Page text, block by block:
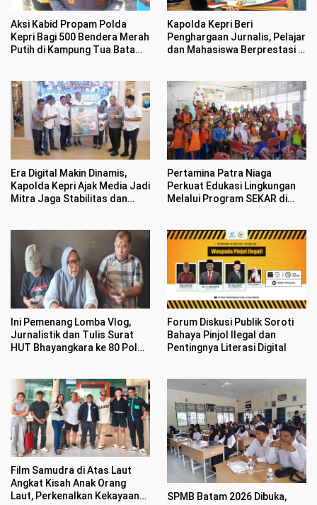
Aksi Kabid Propam Polda
Kepri Bagi 500 Bendera Merah
Putih di Kampung Tua Batam
Kapolda Kepri Beri
Penghargaan Jurnalis, Pelajar
dan Mahasiswa Berprestasi di
Era Digital Makin Dinamis,
Kapolda Kepri Ajak Media Jadi
Mitra Jaga Stabilitas dan
Pertamina Patra Niaga
Perkuat Edukasi Lingkungan
Melalui Program SEKAR di
Ini Pemenang Lomba Vlog,
Jurnalistik dan Tulis Surat
HUT Bhayangkara ke 80 Polda
Forum Diskusi Publik Soroti
Bahaya Pinjol Ilegal dan
Pentingnya Literasi Digital
Film Samudra di Atas Laut
Angkat Kisah Anak Orang
Laut, Perkenalkan Kekayaan
SPMB Batam 2026 Dibuka,